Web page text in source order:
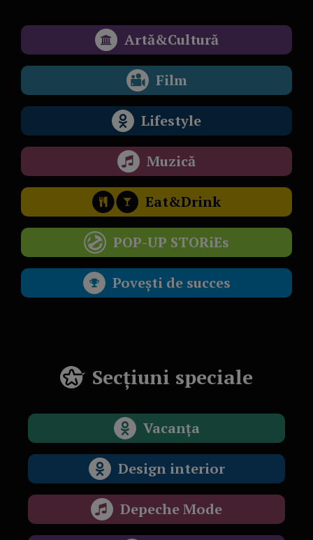
Artă&Cultură
Film
Lifestyle
Muzică
Eat&Drink
POP-UP STORiEs
Povești de succes
Secțiuni speciale
Vacanța
Design interior
Depeche Mode